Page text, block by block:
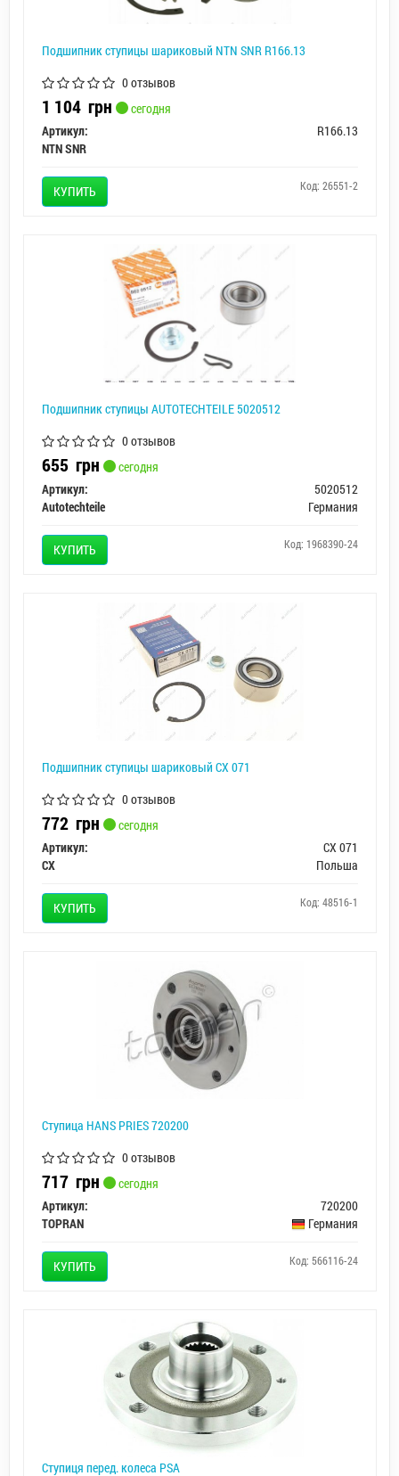
Подшипник ступицы шариковый NTN SNR R166.13
0 отзывов
1 104 грн
сегодня
Артикул:
R166.13
NTN SNR
КУПИТЬ Код: 26551-2
Подшипник ступицы AUTOTECHTEILE 5020512
0 отзывов
655 грн
сегодня
Артикул:
5020512
Autotechteile
Германия
КУПИТЬ Код: 1968390-24
Подшипник ступицы шариковый CX 071
0 отзывов
772 грн
сегодня
Артикул:
CX 071
CX
Польша
КУПИТЬ Код: 48516-1
Ступица HANS PRIES 720200
0 отзывов
717 грн
сегодня
Артикул:
720200
TOPRAN
Германия
КУПИТЬ Код: 566116-24
Ступиця перед. колеса PSA